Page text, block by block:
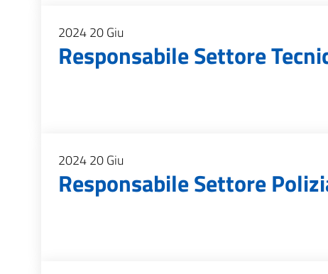
202420Giu
Responsabile Settore
202420Giu
Responsabile Settore